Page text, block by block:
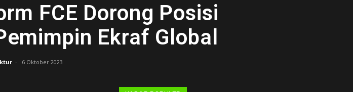
FCE Dorong Posisi
Ekraf Global
- 6 Oktober 2023